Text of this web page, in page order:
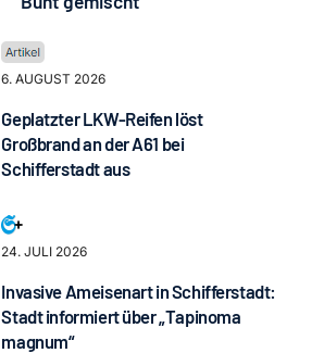
6. AUGUST 2026
Geplatzter LKW-Reifen löst
Großbrand an der A61 bei
Schifferstadt aus
24. JULI 2026
Invasive Ameisenart in Schifferstadt:
Stadt informiert über „Tapinoma
magnum“